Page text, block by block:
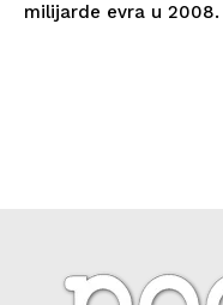
milijarde evra u 2008.